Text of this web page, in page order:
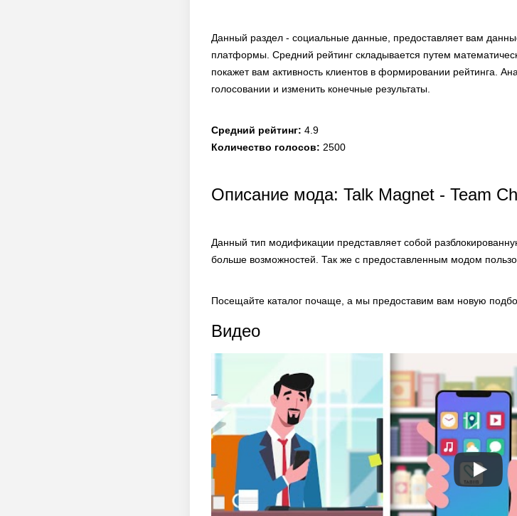
Данный раздел - социальные данные, предоставляет вам
платформы. Средний рейтинг складывается путем
покажет вам активность клиентов в формировании рейтинга.
голосовании и изменить конечные результаты.
Средний рейтинг: 4.9
Количество голосов: 2500
Описание мода: Talk Magnet - Team
Данный тип модификации представляет собой
больше возможностей. Так же с предоставленным модом
Посещайте каталог почаще, а мы предоставим вам новую
Видео